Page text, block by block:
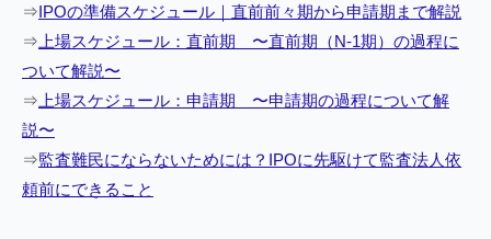
⇒IPOの準備スケジュール｜直前前々期から申請期まで解説
⇒ 上場スケジュール：直前期 〜直前期（N-1期）の過程に
ついて解説〜
⇒ 上場スケジュール：申請期 〜申請期の過程について解
説〜
⇒監査難民にならないためには？IPOに先駆けて監査法人依
頼前にできること